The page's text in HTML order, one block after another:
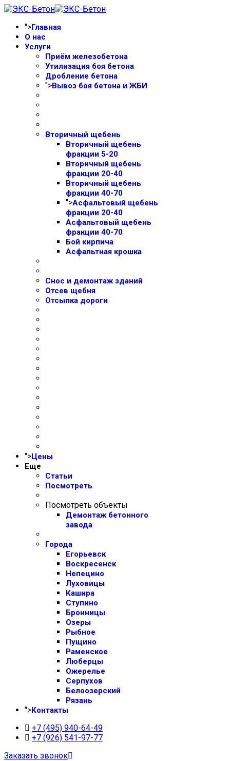
">Главная
О нас
Услуги
Приём железобетона
Утилизация боя бетона
Дробление бетона
">Вывоз боя бетона и ЖБИ
Вторичный щебень
Вторичный щебень
фракции 5-20
Вторичный щебень
фракции 20-40
Вторичный щебень
фракции 40-70
">Асфальтовый щебень
фракции 20-40
Асфальтовый щебень
фракции 40-70
Бой кирпича
Асфальтная крошка
Снос и демонтаж зданий
Отсев щебня
Отсыпка дороги
">Цены
Еще
Статьи
Посмотреть
Посмотреть объекты
Демонтаж бетонного
завода
Города
Егорьевск
Воскресенск
Непецино
Луховицы
Кашира
Ступино
Бронницы
Озеры
Рыбное
Пущино
Раменское
Люберцы
Ожерелье
Серпухов
Белоозерский
Рязань
">Контакты
+7 (495) 940-64-49
+7 (926) 541-97-77
Заказать звонок